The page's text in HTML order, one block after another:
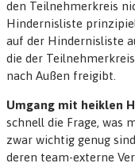
den Teilnehmerkreis
Hindernisliste
auf der Hindernisliste
die der
nach Außen freigibt.
Umgang mit heiklen
schnell die Frage, was
zwar wichtig genug
deren team-externe